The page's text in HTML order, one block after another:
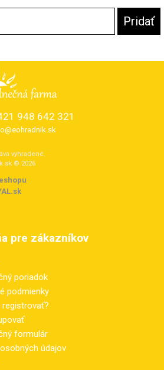
948 642 321
vyhradené.
© 2026
:
pre zákazníkov
poriadok
podmienky
formulár
údajov